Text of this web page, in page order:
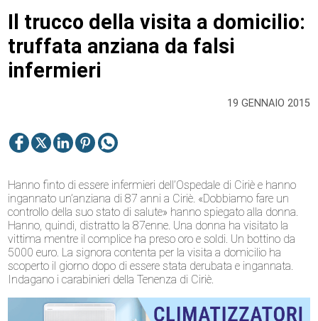
19 GENNAIO 2015
Il trucco della visita a domicilio:
truffata anziana da falsi
infermieri
Hanno finto di essere infermieri dell’Ospedale di Ciriè e hanno
ingannato un’anziana di 87 anni a Ciriè. «Dobbiamo fare un
controllo della suo stato di salute» hanno spiegato alla donna.
Hanno, quindi, distratto la 87enne. Una donna ha visitato la
vittima mentre il complice ha preso oro e soldi. Un bottino da
5000 euro. La signora contenta per la visita a domicilio ha
scoperto il giorno dopo di essere stata derubata e ingannata.
Indagano i carabinieri della Tenenza di Ciriè.